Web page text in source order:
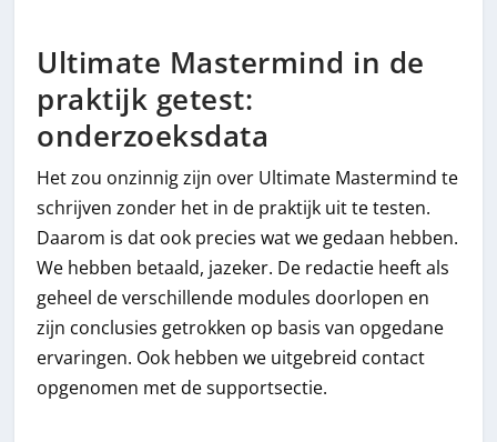
Ultimate Mastermind in de
praktijk getest:
onderzoeksdata
Het zou onzinnig zijn over Ultimate Mastermind te
schrijven zonder het in de praktijk uit te testen.
Daarom is dat ook precies wat we gedaan hebben.
We hebben betaald, jazeker. De redactie heeft als
geheel de verschillende modules doorlopen en
zijn conclusies getrokken op basis van opgedane
ervaringen. Ook hebben we uitgebreid contact
opgenomen met de supportsectie.